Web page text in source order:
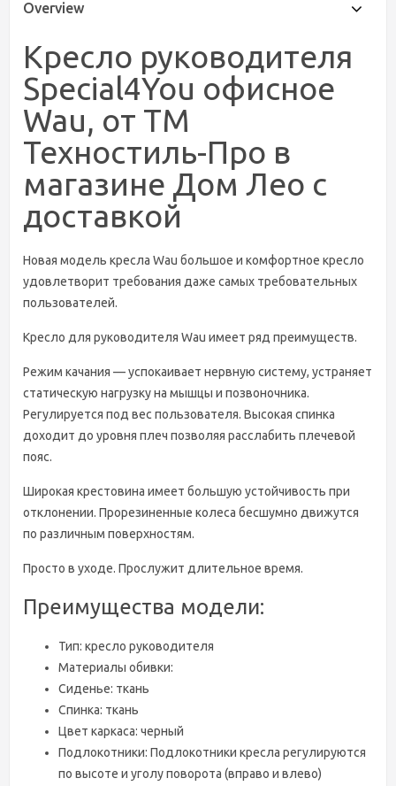
Overview
Кресло руководителя
Special4You офисное
Wau, от ТМ
Техностиль-Про в
магазине Дом Лео с
доставкой
Новая модель кресла Wau большое и комфортное кресло
удовлетворит требования даже самых требовательных
пользователей.
Кресло для руководителя Wau имеет ряд преимуществ.
Режим качания — успокаивает нервную систему, устраняет
статическую нагрузку на мышцы и позвоночника.
Регулируется под вес пользователя. Высокая спинка
доходит до уровня плеч позволяя расслабить плечевой
пояс.
Широкая крестовина имеет большую устойчивость при
отклонении. Прорезиненные колеса бесшумно движутся
по различным поверхностям.
Просто в уходе. Прослужит длительное время.
Преимущества модели:
Тип: кресло руководителя
Материалы обивки:
Cиденье: ткань
Cпинка: ткань
Цвет каркаса: черный
Подлокотники: Подлокотники кресла регулируются
по высоте и уголу поворота (вправо и влево)